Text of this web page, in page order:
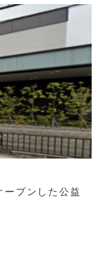
プンした公益